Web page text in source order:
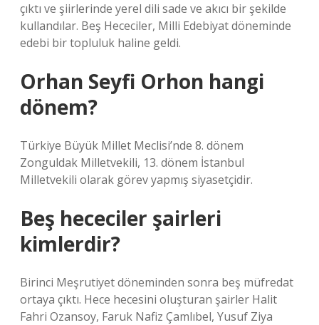
çıktı ve şiirlerinde yerel dili sade ve akıcı bir şekilde
kullandılar. Beş Hececiler, Milli Edebiyat döneminde
edebi bir topluluk haline geldi.
Orhan Seyfi Orhon hangi
dönem?
Türkiye Büyük Millet Meclisi’nde 8. dönem
Zonguldak Milletvekili, 13. dönem İstanbul
Milletvekili olarak görev yapmış siyasetçidir.
Beş hececiler şairleri
kimlerdir?
Birinci Meşrutiyet döneminden sonra beş müfredat
ortaya çıktı. Hece hecesini oluşturan şairler Halit
Fahri Ozansoy, Faruk Nafiz Çamlıbel, Yusuf Ziya